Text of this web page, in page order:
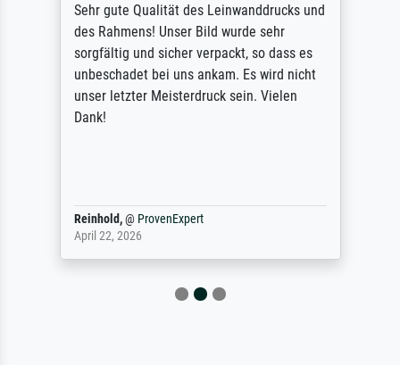
Sehr gute Qualität des Leinwanddrucks und
des Rahmens! Unser Bild wurde sehr
sorgfältig und sicher verpackt, so dass es
unbeschadet bei uns ankam. Es wird nicht
unser letzter Meisterdruck sein. Vielen
Dank!
Reinhold,@ ProvenExpert
April 22, 2026